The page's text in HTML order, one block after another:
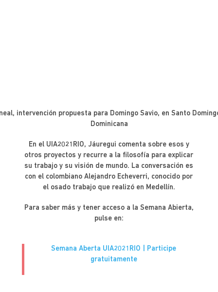
intervención propuesta para Domingo Savio, en Santo
Dominicana
En el UIA2021RIO, Jáuregui comenta sobre esos y
otros proyectos y recurre a la filosofía para explicar
su trabajo y su visión de mundo. La conversación es
con el colombiano Alejandro Echeverri, conocido por
el osado trabajo que realizó en Medellín.
Para saber más y tener acceso a la Semana Abierta,
pulse en:
Semana Aberta UIA2021RIO | Participe
gratuitamente